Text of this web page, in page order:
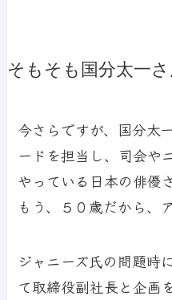
そもそも国分太一さ
今さらですが、国分太
ードを担当し、司会や
やっている日本の俳優
もう、５０歳だから、
ジャニーズ氏の問題時
て取締役副社長と企画